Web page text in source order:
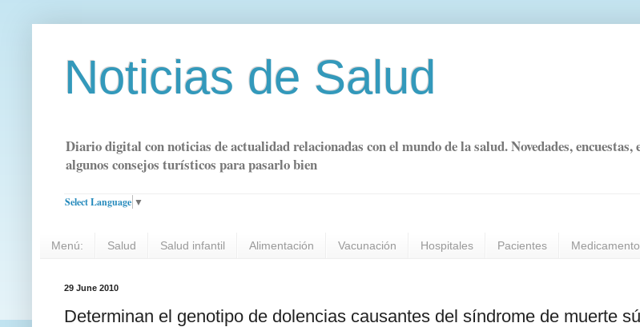
Noticias de Salud
Diario digital con noticias de actualidad relacionadas con el mundo de la salud. Novedades,
algunos consejos turísticos para pasarlo bien
Select Language ▼
Menú: Salud Salud infantil Alimentación Vacunación Hospitales Pacientes
29 June 2010
Determinan el genotipo de dolencias causantes del síndrome de muerte